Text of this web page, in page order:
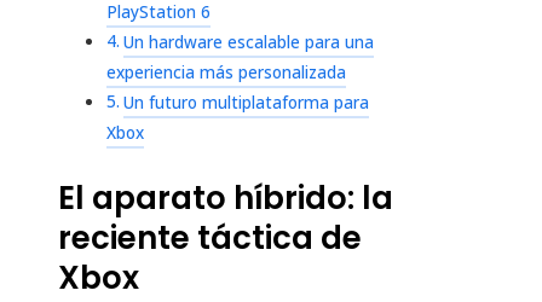
PlayStation 6
Un hardware escalable para una
experiencia más personalizada
Un futuro multiplataforma para
Xbox
El aparato híbrido: la
reciente táctica de
Xbox